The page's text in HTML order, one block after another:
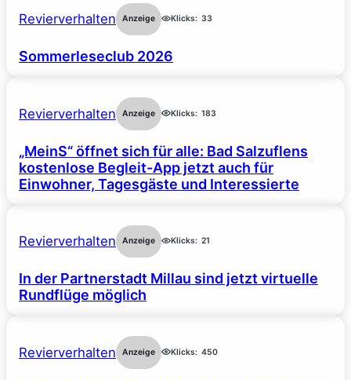
Revierverhalten Anzeige Klicks: 33
Sommerleseclub 2026
Revierverhalten Anzeige Klicks: 183
„MeinS“ öffnet sich für alle: Bad Salzuflens
kostenlose Begleit-App jetzt auch für
Einwohner, Tagesgäste und Interessierte
Revierverhalten Anzeige Klicks: 21
In der Partnerstadt Millau sind jetzt virtuelle
Rundflüge möglich
Revierverhalten Anzeige Klicks: 450